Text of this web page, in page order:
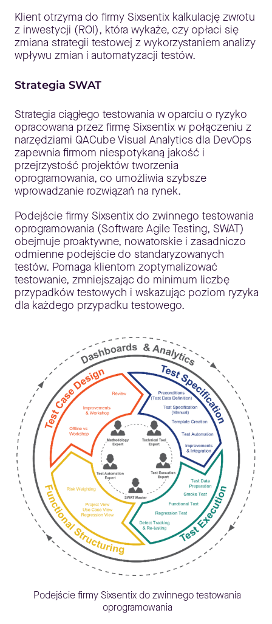
Klient otrzyma do firmy Sixsentix kalkulację zwrotu
z inwestycji (ROI), która wykaże, czy opłaci się
zmiana strategii testowej z wykorzystaniem analizy
wpływu zmian i automatyzacji testów.
Strategia SWAT
Strategia ciągłego testowania w oparciu o ryzyko
opracowana przez firmę Sixsentix w połączeniu z
narzędziami QACube Visual Analytics dla DevOps
zapewnia firmom niespotykaną jakość i
przejrzystość projektów tworzenia
oprogramowania, co umożliwia szybsze
wprowadzanie rozwiązań na rynek.
Podejście firmy Sixsentix do zwinnego testowania
oprogramowania (Software Agile Testing, SWAT)
obejmuje proaktywne, nowatorskie i zasadniczo
odmienne podejście do standaryzowanych
testów. Pomaga klientom zoptymalizować
testowanie, zmniejszając do minimum liczbę
przypadków testowych i wskazując poziom ryzyka
dla każdego przypadku testowego.
Podejście firmy Sixsentix do zwinnego testowania
oprogramowania